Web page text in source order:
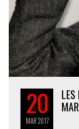
20
MAR2017